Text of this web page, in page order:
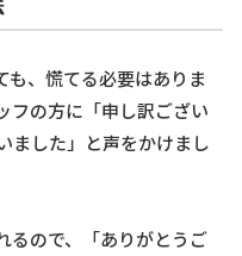
も、慌てる必要はありま
フの方に「申し訳ござい
ました」と声をかけまし
るので、「ありがとうご